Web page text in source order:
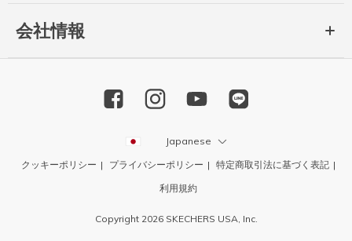
会社情報
Japanese
クッキーポリシー プライバシーポリシー
特定商取引法に基づく表記
利用規約
Copyright 2026 SKECHERS USA, Inc.